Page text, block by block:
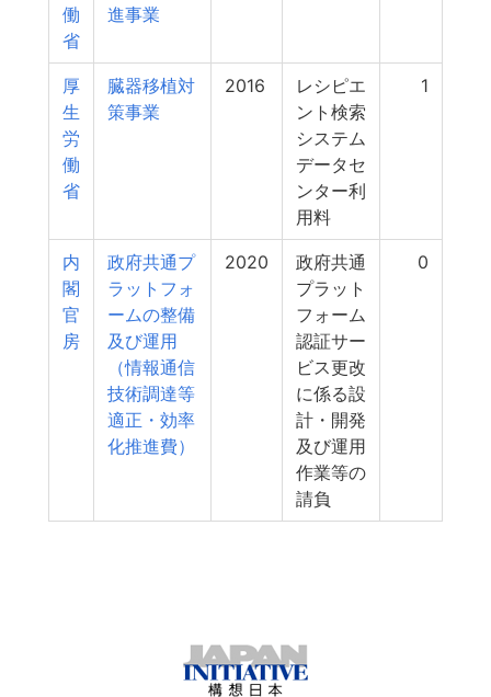
働
省
進事業
厚
生
労
働
省
臓器移植対
策事業
2016
レシピエ
ント検索
システム
データセ
ンター利
用料
1
内
閣
官
房
政府共通プ
ラットフォ
ームの整備
及び運用
（情報通信
技術調達等
適正・効率
化推進費）
2020
政府共通
プラット
フォーム
認証サー
ビス更改
に係る設
計・開発
及び運用
作業等の
請負
0